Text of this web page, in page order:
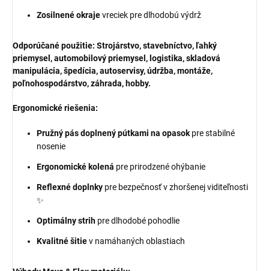
Zosilnené okrajevreciek pre dlhodobú výdrž
Odporúčané použitie: Strojárstvo, stavebníctvo, ľahký
priemysel, automobilový priemysel, logistika, skladová
manipulácia, špedícia, autoservisy, údržba, montáže,
poľnohospodárstvo, záhrada, hobby.
Ergonomické riešenia:
Pružný pás doplnený pútkami na opasok pre stabilné
nosenie
Ergonomické kolená pre prirodzené ohýbanie
Reflexné doplnky pre bezpečnosť v zhoršenej viditeľnosti
✨
Optimálny strih pre dlhodobé pohodlie
Kvalitné šitiev namáhaných oblastiach